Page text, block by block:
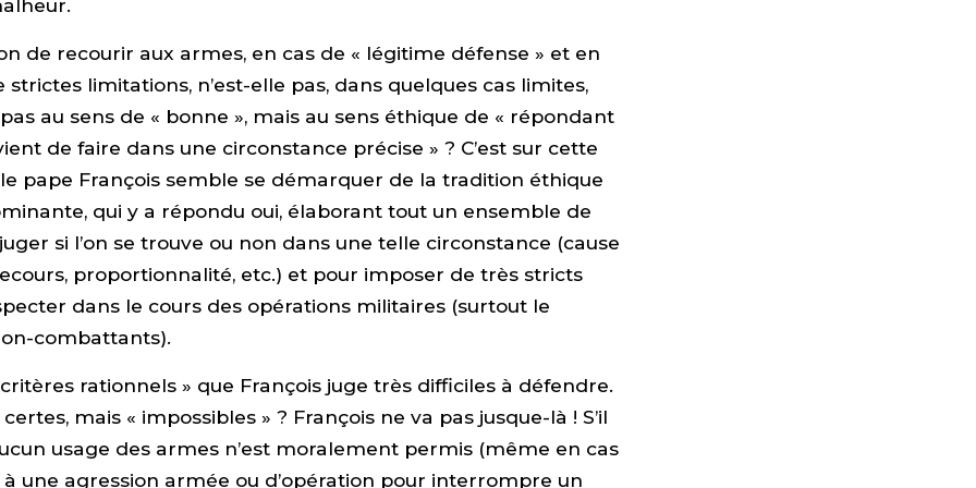
de recourir aux armes, en cas de « légitime défense » et en
limitations, n’est-elle pas, dans quelques cas limites,
au sens de « bonne », mais au sens éthique de « répondant
de faire dans une circonstance précise » ? C’est sur cette
pape François semble se démarquer de la tradition éthique
qui y a répondu oui, élaborant tout un ensemble de
si l’on se trouve ou non dans une telle circonstance (cause
proportionnalité, etc.) et pour imposer de très stricts
dans le cours des opérations militaires (surtout le
combattants).
rationnels » que François juge très difficiles à défendre.
mais « impossibles » ? François ne va pas jusque-là ! S’il
usage des armes n’est moralement permis (même en cas
une agression armée ou d’opération pour interrompre un